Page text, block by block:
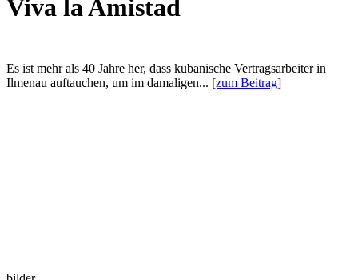
Viva la Amistad
Es ist mehr als 40 Jahre her, dass kubanische Vertragsarbeiter in
Ilmenau auftauchen, um im damaligen... [zum Beitrag]